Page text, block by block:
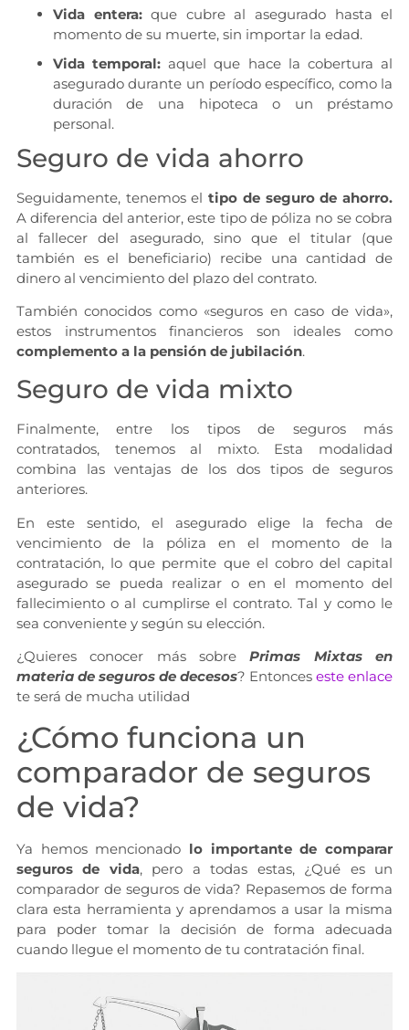
Vida entera:que cubre al asegurado hasta el
momento de su muerte, sin importar la edad.
Vida temporal: aquel que hace la cobertura al
asegurado durante un período específico, como la
duración de una hipoteca o un préstamo
personal.
Seguro de vida ahorro
Seguidamente, tenemos el tipo de seguro de ahorro.
A diferencia del anterior, este tipo de póliza no se cobra
al fallecer del asegurado, sino que el titular (que
también es el beneficiario) recibe una cantidad de
dinero al vencimiento del plazo del contrato.
También conocidos como «seguros en caso de vida»,
estos instrumentos financieros son ideales como
complemento a la pensión de jubilación.
Seguro de vida mixto
Finalmente, entre los tipos de seguros más
contratados, tenemos al mixto. Esta modalidad
combina las ventajas de los dos tipos de seguros
anteriores.
En este sentido, el asegurado elige la fecha de
vencimiento de la póliza en el momento de la
contratación, lo que permite que el cobro del capital
asegurado se pueda realizar o en el momento del
fallecimiento o al cumplirse el contrato. Tal y como le
sea conveniente y según su elección.
¿Quieres conocer más sobrePrimas Mixtas en
materia de seguros de decesos? Entonceseste enlace
te será de mucha utilidad
¿Cómo funciona un
comparador de seguros
de vida?
Ya hemos mencionado lo importante de comparar
seguros de vida, pero a todas estas, ¿Qué es un
comparador de seguros de vida? Repasemos de forma
clara esta herramienta y aprendamos a usar la misma
para poder tomar la decisión de forma adecuada
cuando llegue el momento de tu contratación final.